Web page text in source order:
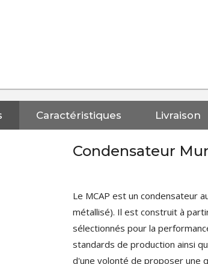
Caractéristiques Livraison
Condensateur
Le MCAP est un condensateur
métallisé). Il est construit à
sélectionnés pour la
standards de production ainsi
d'une volonté de proposer une